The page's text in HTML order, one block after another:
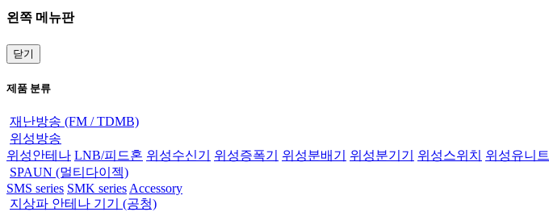
왼쪽 메뉴판
닫기
제품 분류
재난방송 (FM / TDMB)
위성방송
위성안테나 LNB/피드혼 위성수신기 위성증폭기 위성분배기 위성분기기 위성스위치 위성유니트
SPAUN (멀티다이젝)
SMS series SMK series Accessory
지상파 안테나 기기 (공청)